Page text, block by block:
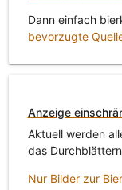
Dann einfach
bevorzugte
Anzeige
Aktuell werden
das
Nur Bilder zur